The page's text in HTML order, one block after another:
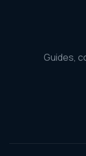
Guides,